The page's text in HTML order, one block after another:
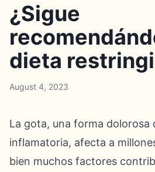
¿Sigue
dieta
August 4, 2023
La gota, una forma dolorosa
inflamatoria, afecta a
bien muchos factores